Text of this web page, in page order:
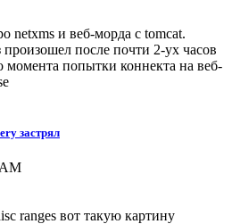
netxms и веб-морда с tomcat.
после почти 2-ух часов
момента попытки коннекта на веб-
застрял
ranges вот такую картину